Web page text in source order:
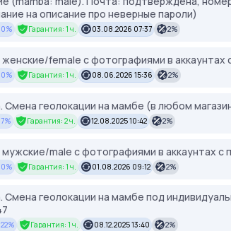
на описание про неверные пароли)
0% Гарантия: 1 ч. 03.08.2026 07:37 2%
female с фотографиями в
0% Гарантия: 1 ч. 08.06.2026 15:36 2%
Смена геолокации на мамбе (в любом
7% Гарантия: 2 ч. 12.08.2025 10:42 2%
male с фотографиями в аккаунтах
0% Гарантия: 1 ч. 01.08.2026 09:12 2%
Смена геолокации на мамбе под
22% Гарантия: 1 ч. 08.12.2025 13:40 2%